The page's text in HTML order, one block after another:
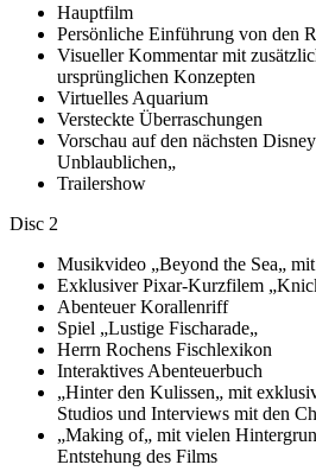
Hauptfilm
Persönliche Einführung von den
Visueller Kommentar mit
ursprünglichen Konzepten
Virtuelles Aquarium
Versteckte Überraschungen
Vorschau auf den nächsten
Unblaublichen„
Trailershow
Disc 2
Musikvideo „Beyond the Sea„
Exklusiver Pixar-Kurzfilem
Abenteuer Korallenriff
Spiel „Lustige Fischarade„
Herrn Rochens Fischlexikon
Interaktives Abenteuerbuch
„Hinter den Kulissen„ mit
Studios und Interviews mit den
„Making of„ mit vielen
Entstehung des Films